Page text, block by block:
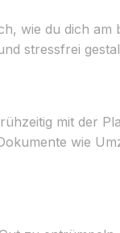
wie du dich
stressfrei
mit der
wie